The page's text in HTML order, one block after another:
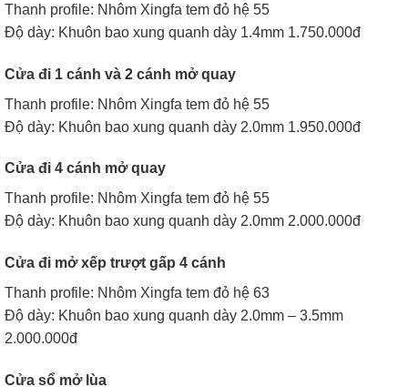
Thanh profile: Nhôm Xingfa tem đỏ hệ 55
Độ dày: Khuôn bao xung quanh dày 1.4mm 1.750.000đ
Cửa đi 1 cánh và 2 cánh mở quay
Thanh profile: Nhôm Xingfa tem đỏ hệ 55
Độ dày: Khuôn bao xung quanh dày 2.0mm 1.950.000đ
Cửa đi 4 cánh mở quay
Thanh profile: Nhôm Xingfa tem đỏ hệ 55
Độ dày: Khuôn bao xung quanh dày 2.0mm 2.000.000đ
Cửa đi mở xếp trượt gấp 4 cánh
Thanh profile: Nhôm Xingfa tem đỏ hệ 63
Độ dày: Khuôn bao xung quanh dày 2.0mm – 3.5mm
2.000.000đ
Cửa sổ mở lùa